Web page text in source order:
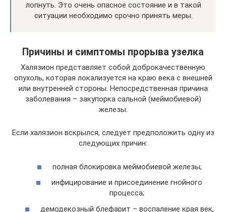
лопнуть. Это очень опасное состояние и в такой
ситуации необходимо срочно принять меры.
Причины и симптомы прорыва узелка
Халязион представляет собой доброкачественную
опухоль, которая локализуется на краю века с внешней
или внутренней стороны. Непосредственная причина
заболевания – закупорка сальной (меймобиевой)
железы.
Если халязион вскрылся, следует предположить одну из
следующих причин:
полная блокировка меймобиевой железы;
инфицирование и присоединение гнойного
процесса;
демодекозный блефарит – воспаление края век,